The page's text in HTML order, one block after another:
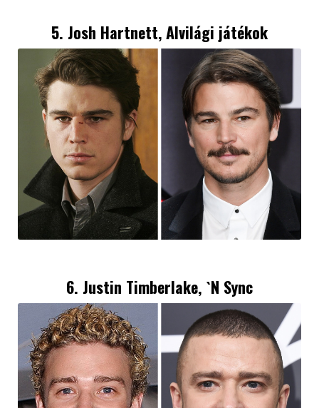
5. Josh Hartnett, Alvilági játékok
6. Justin Timberlake, `N Sync